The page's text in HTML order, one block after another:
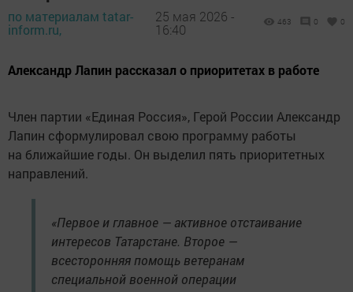
по материалам tatar-
inform.ru,
25 мая 2026 -
16:40
463 0 0
Александр Лапин рассказал о приоритетах в работе
Член партии «Единая Россия», Герой России Александр
Лапин сформулировал свою программу работы
на ближайшие годы. Он выделил пять приоритетных
направлений.
«Первое и главное — активное отстаивание
интересов Татарстане. Второе —
всесторонняя помощь ветеранам
специальной военной операции